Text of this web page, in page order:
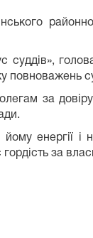
суддів»,
повноважень
за довіру
енергії і
за